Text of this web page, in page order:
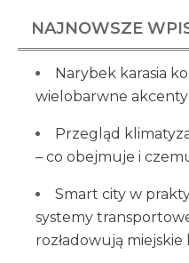
NAJNOWSZE
Narybek karasia
wielobarwne
Przegląd
– co obejmuje i
Smart city w
systemy
rozładowują miejskie